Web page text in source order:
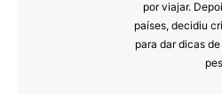
por viajar.
países, decidiu
para dar dicas